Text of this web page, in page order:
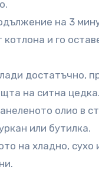
на 3
и го
достатъчно,
на ситна цедка.
олио в
или бутилка.
на хладно, сухо